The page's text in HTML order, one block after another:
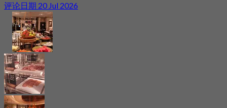
评论日期 20 Jul 2026